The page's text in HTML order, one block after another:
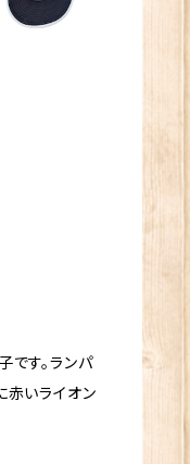
です。ランパ
赤いライオン